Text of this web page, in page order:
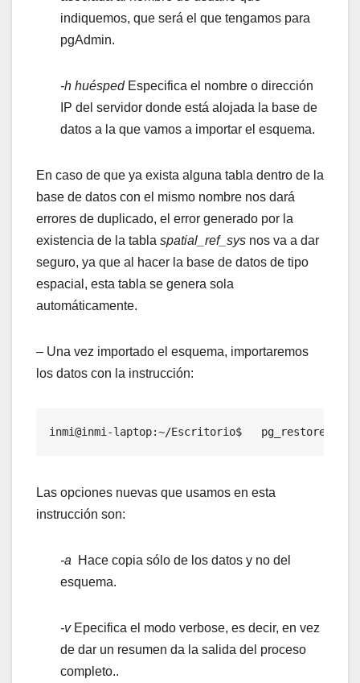
indiquemos, que será el que tengamos para
pgAdmin.
-h huéspedEspecifica el nombre o dirección
IP del servidor donde está alojada la base de
datos a la que vamos a importar el esquema.
En caso de que ya exista alguna tabla dentro de la
base de datos con el mismo nombre nos dará
errores de duplicado, el error generado por la
existencia de la tabla spatial_ref_sys nos va a dar
seguro, ya que al hacer la base de datos de tipo
espacial, esta tabla se genera sola
automáticamente.
– Una vez importado el esquema, importaremos
los datos con la instrucción:
inmi@inmi-laptop:~/Escritorio$   pg_restore -U
Las opciones nuevas que usamos en esta
instrucción son:
-a
Hace copia sólo de los datos y no del
esquema.
-vEpecifica el modo verbose, es decir, en vez
de dar un resumen da la salida del proceso
completo..